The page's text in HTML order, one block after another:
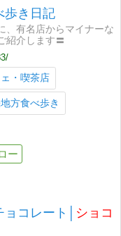
歩き日記
、有名店からマイナーな
紹介します〓
・喫茶店
方食べ歩き
コレート│
ショコ